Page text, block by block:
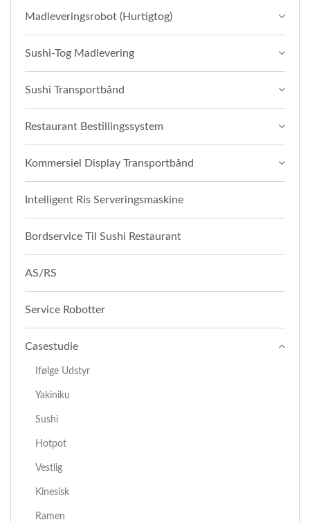
Madleveringsrobot (Hurtigtog)
Sushi-Tog Madlevering
Sushi Transportbånd
Restaurant Bestillingssystem
Kommersiel Display Transportbånd
Intelligent Ris Serveringsmaskine
Bordservice Til Sushi Restaurant
AS/RS
Service Robotter
Casestudie
Ifølge Udstyr
Yakiniku
Sushi
Hotpot
Vestlig
Kinesisk
Ramen